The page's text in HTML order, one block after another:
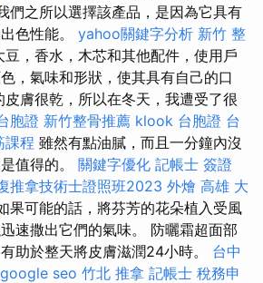
們之所以選擇該產品，是因為它具有
色性能。 yahoo關鍵字分析 新竹 整
，香水，木芯和其他配件，使用戶
，氣味和形狀，使其具有自己的口
膚很乾，所以在冬天，我遭受了很
胞證 新竹整骨推薦 klook 台胞證 台
課程 雖然有點油膩，而且一分鐘內沒
值得的。 關鍵字優化 記帳士 簽證
推拿技術士證照班2023 外燴 高雄 大
果可能的話，將芬芳的花朵植入受風
速撒出它們的氣味。 防曬霜超面部
助於整天將皮膚滋潤24小時。 台中
google seo 竹北 推拿 記帳士 稅務申